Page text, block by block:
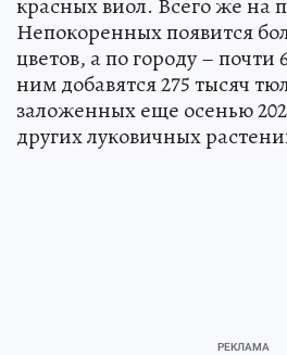
красных виол. Всего же на
Непокоренных появится
цветов, а по городу – почти
ним добавятся 275 тысяч
заложенных еще осенью
других луковичных